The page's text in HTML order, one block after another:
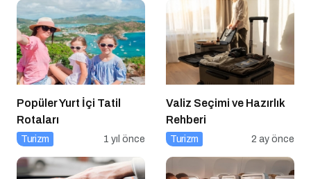
Popüler Yurt İçi Tatil
Rotaları
Turizm 1 yıl önce
Valiz Seçimi ve Hazırlık
Rehberi
Turizm 2 ay önce